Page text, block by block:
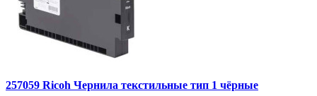
257059 Ricoh Чернила текстильные тип 1 чёрные